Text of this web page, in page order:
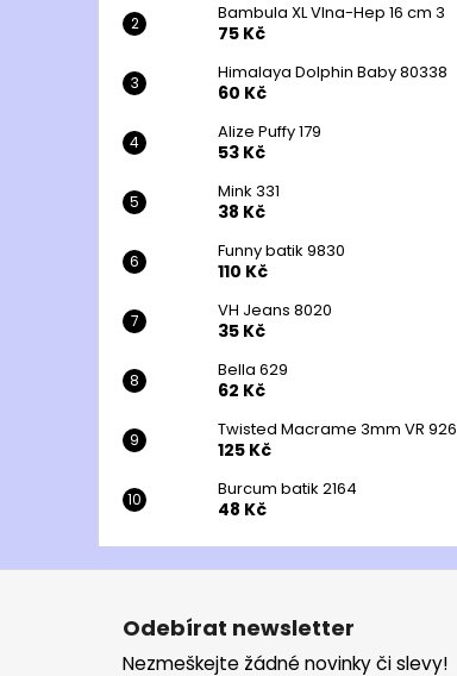
Bambula XL Vlna-Hep 16 cm 3
75 Kč
Himalaya Dolphin Baby 80338
60 Kč
Alize Puffy 179
53 Kč
Mink 331
38 Kč
Funny batik 9830
110 Kč
VH Jeans 8020
35 Kč
Bella 629
62 Kč
Twisted Macrame 3mm VR 926
125 Kč
Burcum batik 2164
48 Kč
Z
Odebírat newsletter
Nezmeškejte žádné novinky či slevy!